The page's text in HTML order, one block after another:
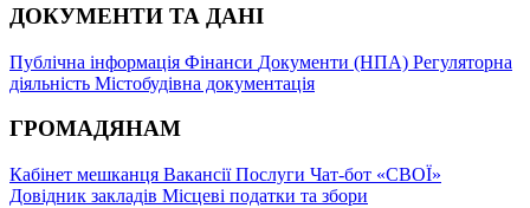
ДОКУМЕНТИ ТА ДАНІ
Публічна інформація Фінанси Документи (НПА) Регуляторна
діяльність Містобудівна документація
ГРОМАДЯНАМ
Кабінет мешканця ВакансіїПослуги Чат-бот «СВОЇ»
Довідник закладів Місцеві податки та збори